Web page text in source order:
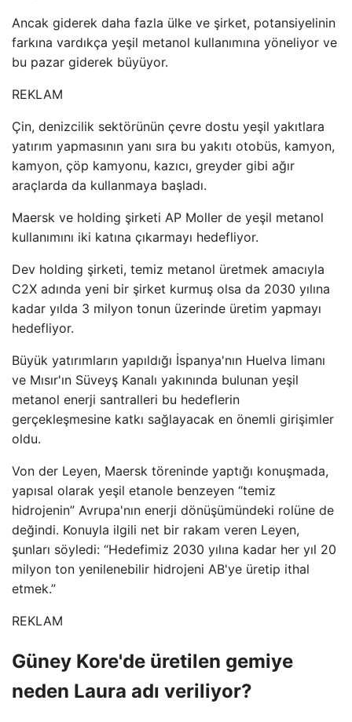
Ancak giderek daha fazla ülke ve şirket, potansiyelinin
farkına vardıkça yeşil metanol kullanımına yöneliyor ve
bu pazar giderek büyüyor.
REKLAM
Çin, denizcilik sektörünün çevre dostu yeşil yakıtlara
yatırım yapmasının yanı sıra bu yakıtı otobüs, kamyon,
kamyon, çöp kamyonu, kazıcı, greyder gibi ağır
araçlarda da kullanmaya başladı.
Maersk ve holding şirketi AP Moller de yeşil metanol
kullanımını iki katına çıkarmayı hedefliyor.
Dev holding şirketi, temiz metanol üretmek amacıyla
C2X adında yeni bir şirket kurmuş olsa da 2030 yılına
kadar yılda 3 milyon tonun üzerinde üretim yapmayı
hedefliyor.
Büyük yatırımların yapıldığı İspanya'nın Huelva limanı
ve Mısır'ın Süveyş Kanalı yakınında bulunan yeşil
metanol enerji santralleri bu hedeflerin
gerçekleşmesine katkı sağlayacak en önemli girişimler
oldu.
Von der Leyen, Maersk töreninde yaptığı konuşmada,
yapısal olarak yeşil etanole benzeyen “temiz
hidrojenin” Avrupa'nın enerji dönüşümündeki rolüne de
değindi. Konuyla ilgili net bir rakam veren Leyen,
şunları söyledi: “Hedefimiz 2030 yılına kadar her yıl 20
milyon ton yenilenebilir hidrojeni AB'ye üretip ithal
etmek.”
REKLAM
Güney Kore'de üretilen gemiye
neden Laura adı veriliyor?